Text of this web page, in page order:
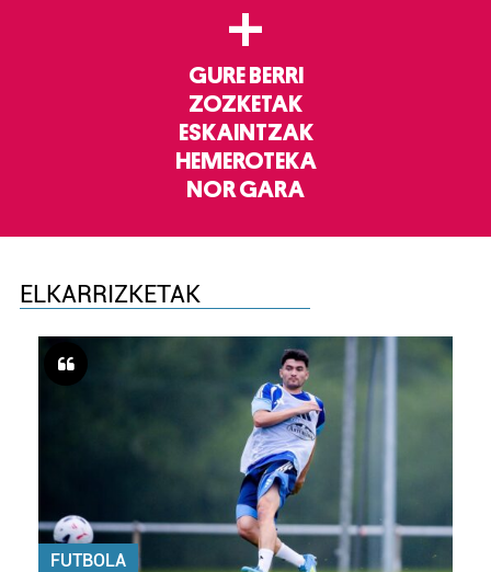
+
GURE BERRI
ZOZKETAK
ESKAINTZAK
HEMEROTEKA
NOR GARA
ELKARRIZKETAK
FUTBOLA